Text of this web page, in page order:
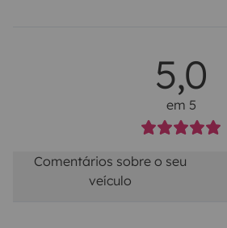
5,0
em 5
Comentários sobre o seu
veículo